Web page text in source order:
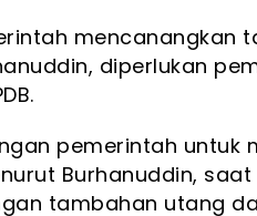
mencanangkan
diperlukan
pemerintah
Burhanuddin,
tambahan utang